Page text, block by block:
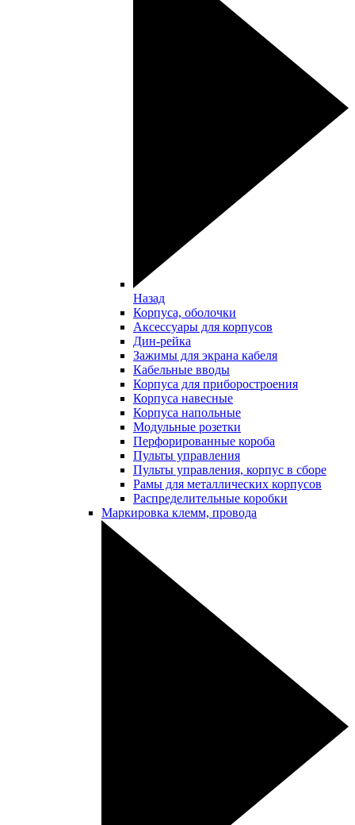
Назад
Корпуса, оболочки
Аксессуары для корпусов
Дин-рейка
Зажимы для экрана кабеля
Кабельные вводы
Корпуса для приборостроения
Корпуса навесные
Корпуса напольные
Модульные розетки
Перфорированные короба
Пульты управления
Пульты управления, корпус в сборе
Рамы для металлических корпусов
Распределительные коробки
Маркировка клемм, провода